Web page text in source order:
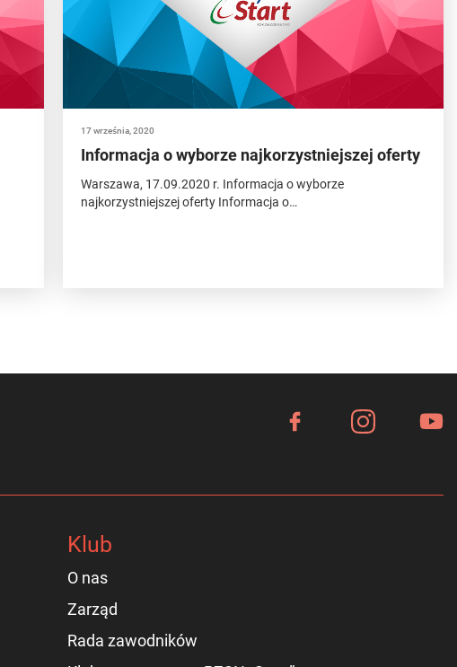
17 września, 2020
Informacja o wyborze najkorzystniejszej oferty
Warszawa, 17.09.2020 r. Informacja o wyborze
najkorzystniejszej oferty Informacja o…
Klub
O nas
Zarząd
Rada zawodników